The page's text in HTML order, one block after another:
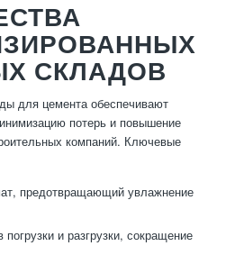
СКЛАДОВ
для цемента обеспечивают
потерь и повышение
компаний. Ключевые
предотвращающий увлажнение
и разгрузки, сокращение